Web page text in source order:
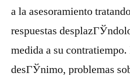
a la asesoramiento
respuestas
medida a su
desГЎnimo, problemas